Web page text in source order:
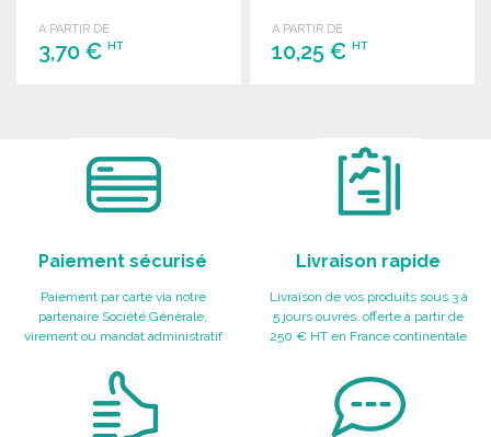
A PARTIR DE
3,70 € HT
A PARTIR DE
10,25 €HT
Paiement sécurisé
Paiement par carte via notre
partenaire Société Générale,
virement ou mandat administratif
Livraison rapide
Livraison de vos produits sous 3 à
5 jours ouvrés, offerte à partir de
250 € HT en France continentale